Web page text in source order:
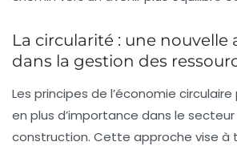
La circularité : une nouvelle
dans la gestion des
Les principes de l’économie
en plus d’importance dans le
construction. Cette approche vise à